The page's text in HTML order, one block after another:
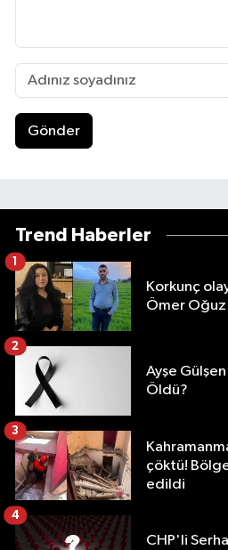
Gönder
Trend Haberler
Korkunç
Ömer Oğuz
1
Ayşe
Öldü?
2
çöktü!
edildi
3
CHP'li
4